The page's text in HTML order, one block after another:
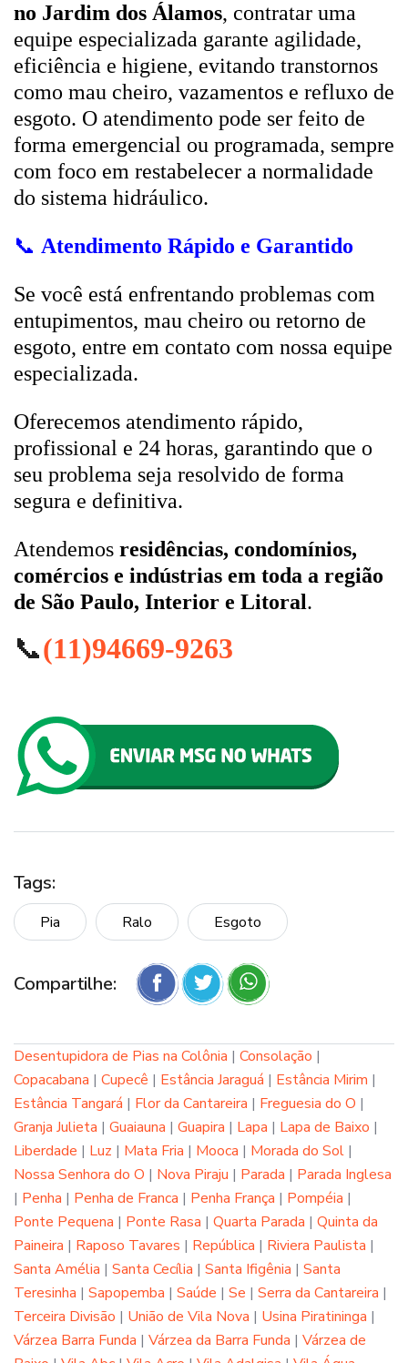
no Jardim dos Álamos, contratar uma
equipe especializada garante agilidade,
eficiência e higiene, evitando transtornos
como mau cheiro, vazamentos e refluxo de
esgoto. O atendimento pode ser feito de
forma emergencial ou programada, sempre
com foco em restabelecer a normalidade
do sistema hidráulico.
📞 Atendimento Rápido e Garantido
Se você está enfrentando problemas com
entupimentos, mau cheiro ou retorno de
esgoto, entre em contato com nossa equipe
especializada.
Oferecemos atendimento rápido,
profissional e 24 horas, garantindo que o
seu problema seja resolvido de forma
segura e definitiva.
Atendemos residências, condomínios,
comércios e indústrias em toda a região
de São Paulo, Interior e Litoral.
📞(11)94669-9263
Tags:
Pia Ralo Esgoto
Compartilhe:
Desentupidora de Pias na Colônia | Consolação |
Copacabana | Cupecê | Estância Jaraguá | Estância Mirim |
Estância Tangará | Flor da Cantareira | Freguesia do O |
Granja Julieta | Guaiauna | Guapira | Lapa | Lapa de Baixo |
Liberdade | Luz | Mata Fria | Mooca | Morada do Sol |
Nossa Senhora do O | Nova Piraju | Parada | Parada Inglesa
| Penha | Penha de Franca | Penha França | Pompéia |
Ponte Pequena | Ponte Rasa | Quarta Parada | Quinta da
Paineira | Raposo Tavares | República | Riviera Paulista |
Santa Amélia | Santa Cecília | Santa Ifigênia | Santa
Teresinha | Sapopemba | Saúde | Se | Serra da Cantareira |
Terceira Divisão | União de Vila Nova | Usina Piratininga |
Várzea Barra Funda | Várzea da Barra Funda | Várzea de